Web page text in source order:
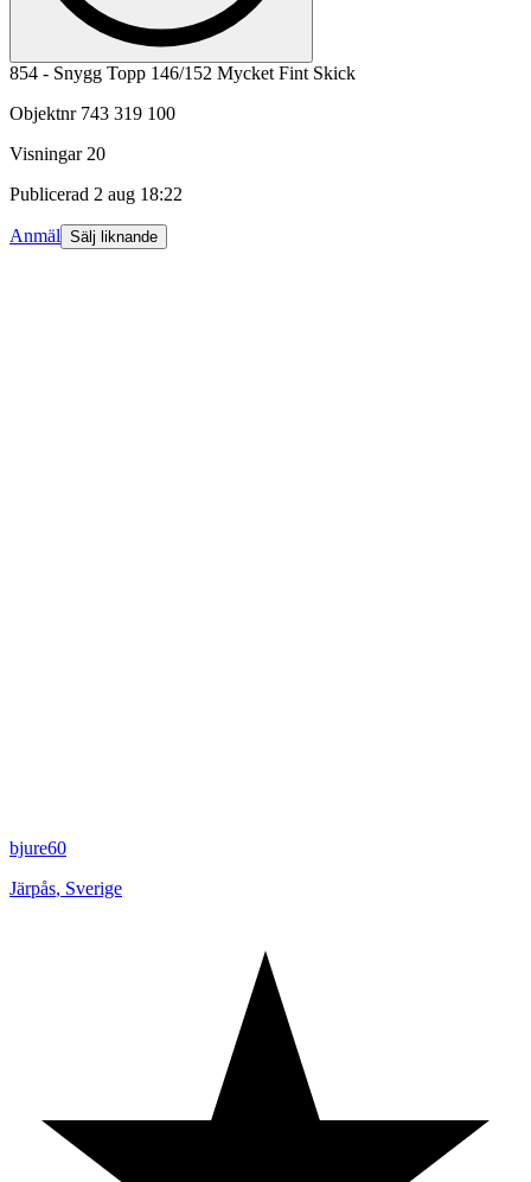
854 - Snygg Topp 146/152 Mycket Fint Skick
Objektnr 743 319 100
Visningar 20
Publicerad 2 aug 18:22
Anmäl Sälj liknande
bjure60
Järpås, Sverige